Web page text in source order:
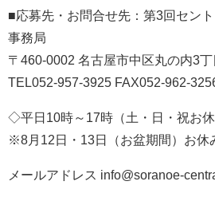
■応募先・お問合せ先：第3回セン
事務局
〒460-0002 名古屋市中区丸の内3
TEL052-957-3925 FAX052-962-
◇平日10時～17時（土・日・祝お休
※8月12日・13日（お盆期間）お休
メールアドレス info@soranoe-